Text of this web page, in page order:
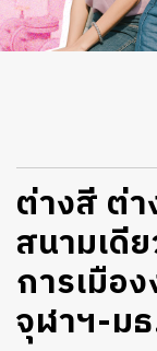
ต่างสี ต่
สนามเดี
การเมือ
จุฬาฯ-ม